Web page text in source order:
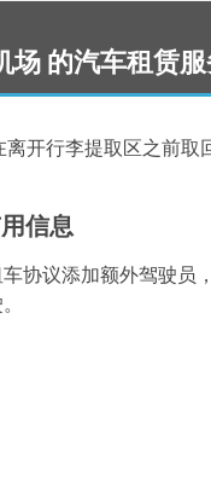
场 的汽车租赁
离开行李提取区之前
信息
协议添加额外驾驶